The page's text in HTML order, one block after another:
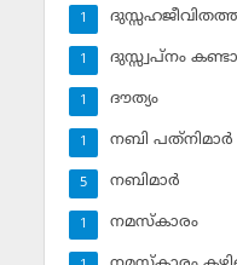
1
ദുസ്സ്വപ്‌നം
1
ദൗത്യം
1
നബി പത്‌നിമാര്‍
1
നബിമാര്‍
5
നമസ്‌കാരം
1